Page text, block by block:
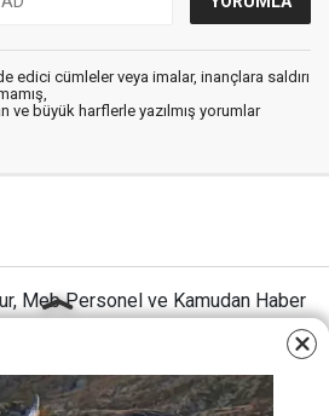
edici cümleler veya imalar, inançlara saldırı
ve büyük harflerle yazılmış yorumlar
Meb Personel ve Kamudan Haber
İletişim Gizlilik İlkeleri